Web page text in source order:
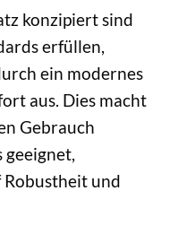
konzipiert sind
erfüllen,
ein modernes
aus. Dies macht
Gebrauch
geeignet,
und